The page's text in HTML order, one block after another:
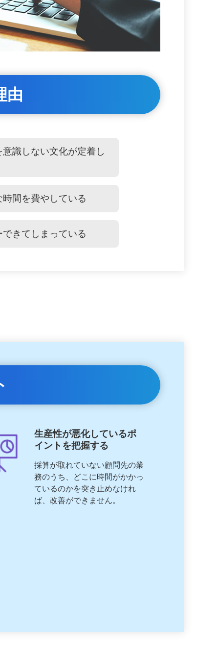
由
識しない文化が定着し
間を費やしている
きてしまっている
生産性が悪化しているポ
イントを把握する
採算が取れていない顧問先の業
務のうち、どこに時間がかかっ
ているのかを突き止めなけれ
ば、改善ができません。